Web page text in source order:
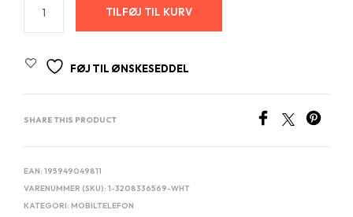
TILFØJ TIL KURV
FØJ TIL ØNSKESEDDEL
SHARE THIS PRODUCT
EAN: 195949049811
VARENUMMER (SKU): 1-3208336569-WHT
KATEGORI: MOBILTELEFON